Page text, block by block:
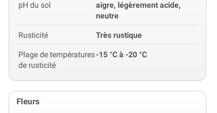
pH du sol
aigre, légèrement acide,
neutre
Rusticité Très rustique
Plage de températures
de rusticité
-15 °C à -20 °C
Fleurs